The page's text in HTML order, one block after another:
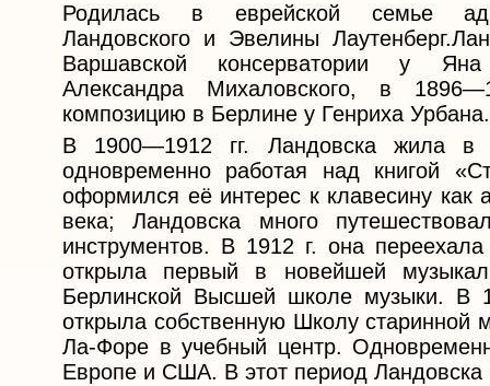
Родилась в еврейской семье
Ландовского и Эвелины
Варшавской консерватории у
Александра Михаловского, в
композицию в Берлине у Генриха Урбана.
В 1900—1912 гг. Ландовска жила в
одновременно работая над книгой
оформился её интерес к клавесину как
века; Ландовска много
инструментов. В 1912 г. она
открыла первый в новейшей
Берлинской Высшей школе музыки. В
открыла собственную Школу
Ла-Форе в учебный центр.
Европе и США. В этот период Ландовска